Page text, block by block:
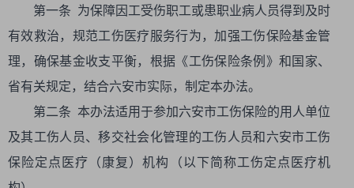
第一条 为保障因工受伤职工或患职业病人员得到及时
有效救治，规范工伤医疗服务行为，加强工伤保险基金管
理，确保基金收支平衡，根据《工伤保险条例》和国家、
省有关规定，结合六安市实际，制定本办法。
第二条 本办法适用于参加六安市工伤保险的用人单位
及其工伤人员、移交社会化管理的工伤人员和六安市工伤
保险定点医疗（康复）机构（以下简称工伤定点医疗机